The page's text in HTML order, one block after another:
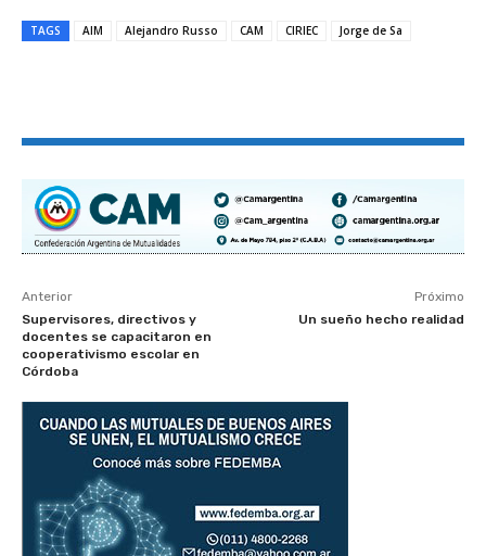
TAGS AIM Alejandro Russo CAM CIRIEC Jorge de Sa
Anterior
Supervisores, directivos y
docentes se capacitaron en
cooperativismo escolar en
Córdoba
Próximo
Un sueño hecho realidad